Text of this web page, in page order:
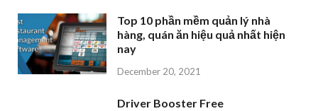
Top 10 phần mềm quản lý nhà
hàng, quán ăn hiệu quả nhất hiện
nay
December 20, 2021
Driver Booster Free